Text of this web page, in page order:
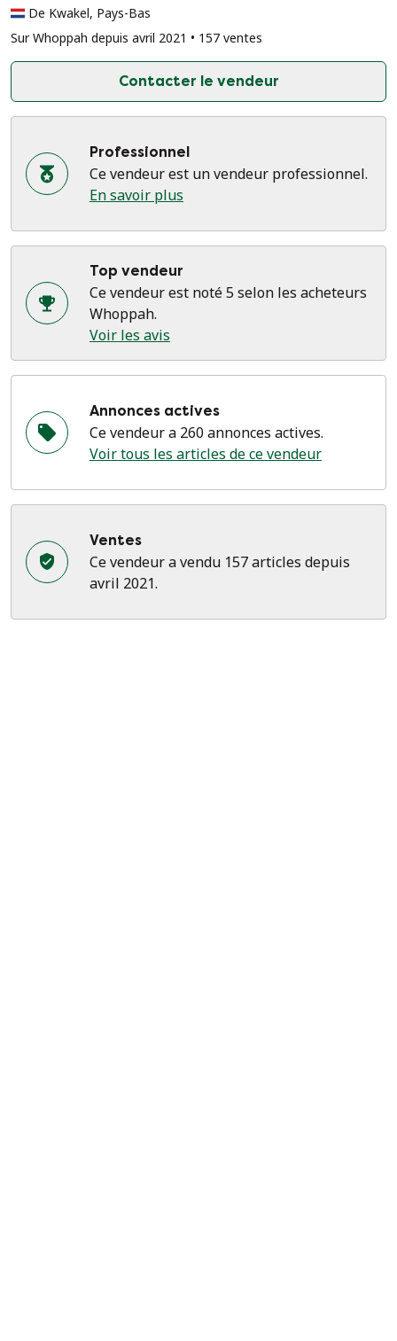
structures d'une grande précision technique, d'une
apparente légèreté et fluidité. S'inspirant des traditions
du constructivisme et de l'art concret, Van Putten crée
des œuvres qui interpellent l'espace environnant et la
perception du spectateur.
Très bon état, avec de légères traces d'usure dues à
l'âge.
Détails
Artiste : Henk van Putten
Titre : Yo-ga-ga
Origine : Pays-Bas
Période : Années 1990
Matériaux : Contreplaqué, métal, fil d'acier tendu
Édition : 2/12
Type : Sculpture / Œuvre constructiviste
Dimensions : H 65 x L 25 x P 15 cm
Référence : 03090626OS
De Kwakel, Pays-Bas
Sur Whoppah depuis avril 2021 • 157 ventes
Contacter le vendeur
Professionnel
Ce vendeur est un vendeur professionnel.
En savoir plus
Top vendeur
Ce vendeur est noté 5 selon les acheteurs
Whoppah.
Voir les avis
Annonces actives
Ce vendeur a 260 annonces actives.
Voir tous les articles de ce vendeur
Ventes
Ce vendeur a vendu 157 articles depuis
avril 2021.